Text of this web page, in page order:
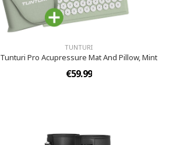
TUNTURI
Tunturi Pro Acupressure Mat And Pillow, Mint
€59.99